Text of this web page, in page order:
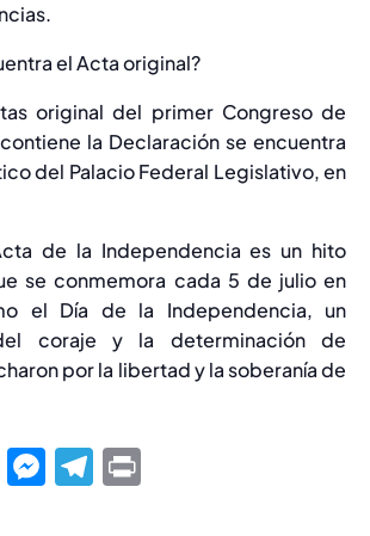
el Acta original?
original del primer Congreso de
la Declaración se encuentra
del Palacio Federal Legislativo, en
de la Independencia es un hito
se conmemora cada 5 de julio en
el Día de la Independencia, un
coraje y la determinación de
por la libertad y la soberanía de
WhatsApp
Messenger
Telegram